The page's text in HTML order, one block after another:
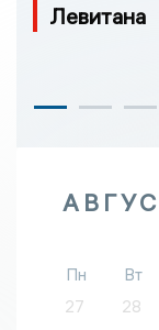
Левитана
Пн Вт
27
28